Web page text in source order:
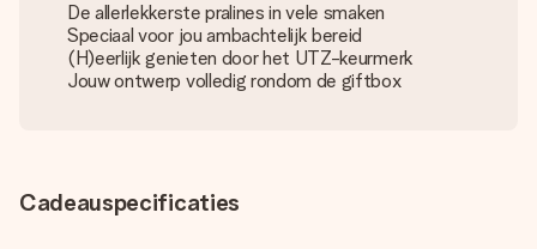
De allerlekkerste pralines in vele smaken
Speciaal voor jou ambachtelijk bereid
(H)eerlijk genieten door het UTZ-keurmerk
Jouw ontwerp volledig rondom de giftbox
Cadeauspecificaties